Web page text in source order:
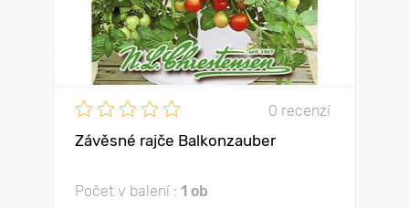
0 recenzí
Závěsné rajče Balkonzauber
Počet v balení : 1 ob